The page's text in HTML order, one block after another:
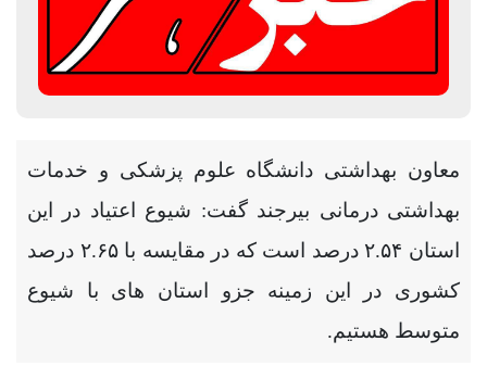
معاون بهداشتی دانشگاه علوم پزشکی و خدمات
بهداشتی درمانی بیرجند گفت: شیوع اعتیاد در این
استان ۲.۵۴ درصد است که در مقایسه با ۲.۶۵ درصد
کشوری در این زمینه جزو استان های با شیوع
متوسط هستیم.